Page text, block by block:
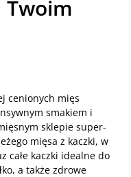
cenionych mięs
smakiem i
sklepie super-
mięsa z kaczki, w
całe kaczki idealne do
a także zdrowe